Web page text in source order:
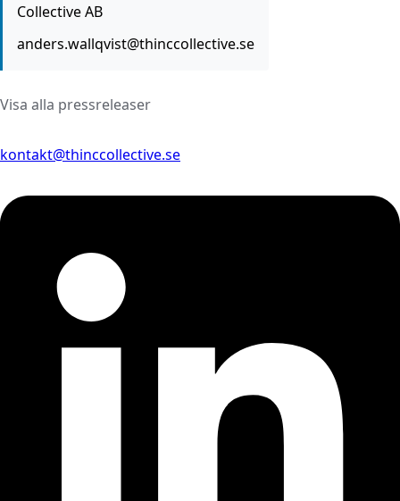
Collective AB
anders.wallqvist@thinccollective.se
Visa alla pressreleaser
kontakt@thinccollective.se